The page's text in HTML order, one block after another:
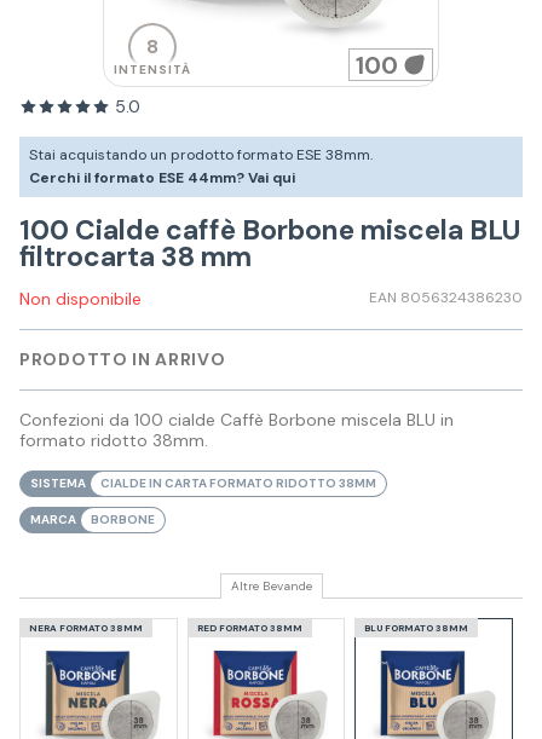
8
INTENSITÀ 100
5.0
Stai acquistando un prodotto formato ESE 38mm.
Cerchi il formato ESE 44mm? Vai qui
100 Cialde caffè Borbone miscela BLU
filtrocarta 38 mm
Non disponibile EAN 8056324386230
PRODOTTO IN ARRIVO
Confezioni da 100 cialde Caffè Borbone miscela BLU in
formato ridotto 38mm.
SISTEMA CIALDE IN CARTA FORMATO RIDOTTO 38MM
MARCA BORBONE
Altre Bevande
NERA FORMATO 38MM RED FORMATO 38MM BLU FORMATO 38MM